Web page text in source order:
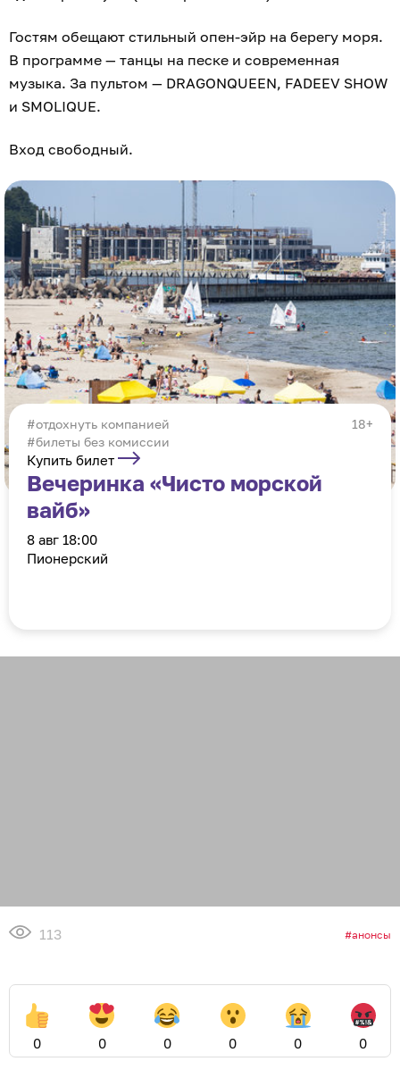
Гостям обещают стильный опен-эйр на берегу моря.
В программе — танцы на песке и современная
музыка. За пультом — DRAGONQUEEN, FADEEV SHOW
и SMOLIQUE.
Вход свободный.
18+
отдохнуть компанией
#билеты без комиссии
Купить билет
Вечеринка «Чисто морской
вайб»
8 авг 18:00
Пионерский
113 анонсы
0 0 0 0 0 0